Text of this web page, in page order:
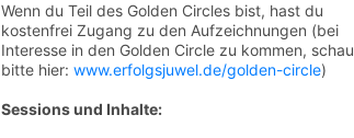
Wenn du Teil des Golden Circles bist, hast du
kostenfrei Zugang zu den Aufzeichnungen (bei
Interesse in den Golden Circle zu kommen, schau
bitte hier: www.erfolgsjuwel.de/golden-circle)
Sessions und Inhalte: